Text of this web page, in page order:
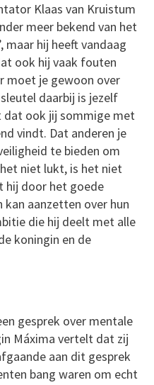
Klaas van Kruistum
meer bekend van het
maar hij heeft vandaag
ook hij vaak fouten
moet je gewoon over
daarbij is jezelf
dat ook jij sommige met
vindt. Dat anderen je
te bieden om
niet lukt, is het niet
hij door het goede
aanzetten over hun
die hij deelt met alle
koningin en de
gesprek over mentale
Máxima vertelt dat zij
aan dit gesprek
bang waren om echt